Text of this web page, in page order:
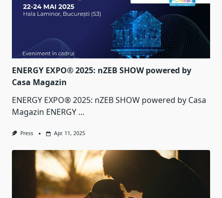
ENERGY EXPO® 2025: nZEB SHOW powered by
Casa Magazin
ENERGY EXPO® 2025: nZEB SHOW powered by Casa
Magazin ENERGY ...
Press Apr. 11, 2025